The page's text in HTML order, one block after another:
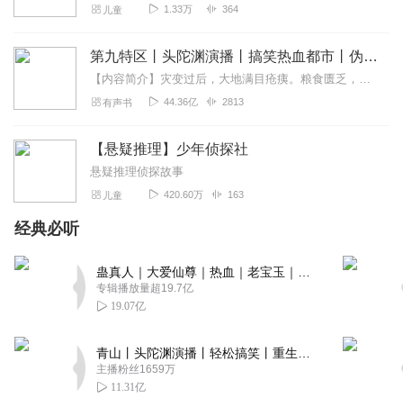
知忆_v
色，让人越听越喜欢。经典永远值得仔细咀嚼，玩味。感谢
主播团队带来的这么好的节目。
2024-08-30
弋之小兔
哇，这本小说听起来超级有趣呢！📚🕵️‍♂️ 首先，以一本日记作
为破案的关键线索，这个设定就充满了悬念和神秘感，让人
且，少年侦探的角色设定也超级吸引人！机智又勇敢，简直
就是我们心中的小英雄嘛！💪✨他的每一个推理，每一次发
现，都让人紧张又兴奋，仿佛自己也成为了破案的一员呢！
2024-08-08
苁蓉的从容
蓝魔出品，品质一流，热血小小少年和他妈咪的睡前交流时
光，从小侦探开始，推荐推荐！！！
儿童 1.33万 364
第九特区丨头陀渊演播丨搞笑热血都市丨伪戒丨VIP免费多人有声剧
【内容简介】灾变过后，大地满目疮痍。粮食匮乏，资源紧俏，局势混乱……一位从待规划区杀出来的青年，背对着漫天黄沙，孤身来到九区谋生，却不曾想偶然结识三五好友，一念...
有声书 44.36亿 2813
【悬疑推理】少年侦探社
悬疑推理侦探故事
儿童 420.60万 163
经典必听
专辑播放量超19.7亿
19.07亿
主播粉丝1659万
11.31亿